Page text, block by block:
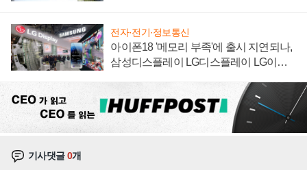
전자·전기·정보통신
아이폰18 '메모리 부족'에 출시 지연되나,
삼성디스플레이 LG디스플레이 LG이노
기사댓글0개